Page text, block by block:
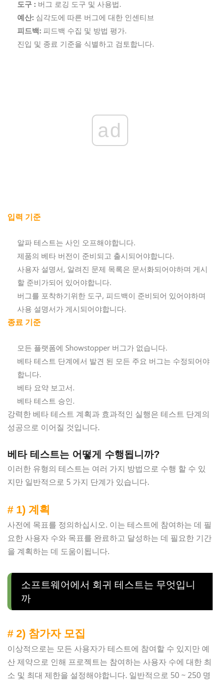
도구 : 버그 로깅 도구 및 사용법.
예산: 심각도에 따른 버그에 대한 인센티브
피드백: 피드백 수집 및 방법 평가.
진입 및 종료 기준을 식별하고 검토합니다.
ad
입력 기준
알파 테스트는 사인 오프해야합니다.
제품의 베타 버전이 준비되고 출시되어야합니다.
사용자 설명서, 알려진 문제 목록은 문서화되어야하며 게시
할 준비가되어 있어야합니다.
버그를 포착하기위한 도구, 피드백이 준비되어 있어야하며
사용 설명서가 게시되어야합니다.
종료 기준
모든 플랫폼에 Showstopper 버그가 없습니다.
베타 테스트 단계에서 발견 된 모든 주요 버그는 수정되어야
합니다.
베타 요약 보고서.
베타 테스트 승인.
강력한 베타 테스트 계획과 효과적인 실행은 테스트 단계의
성공으로 이어질 것입니다.
베타 테스트는 어떻게 수행됩니까?
이러한 유형의 테스트는 여러 가지 방법으로 수행 할 수 있
지만 일반적으로 5 가지 단계가 있습니다.
# 1) 계획
사전에 목표를 정의하십시오. 이는 테스트에 참여하는 데 필
요한 사용자 수와 목표를 완료하고 달성하는 데 필요한 기간
을 계획하는 데 도움이됩니다.
소프트웨어에서 회귀 테스트는 무엇입니
까
# 2) 참가자 모집
이상적으로는 모든 사용자가 테스트에 참여할 수 있지만 예
산 제약으로 인해 프로젝트는 참여하는 사용자 수에 대한 최
소 및 최대 제한을 설정해야합니다. 일반적으로 50 ~ 250 명